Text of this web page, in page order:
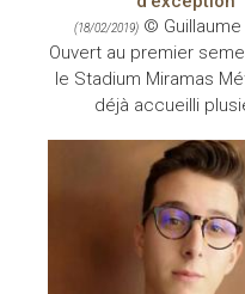
(18/02/2019) © Guillaume
Ouvert au premier
le Stadium Miramas
déjà accueilli